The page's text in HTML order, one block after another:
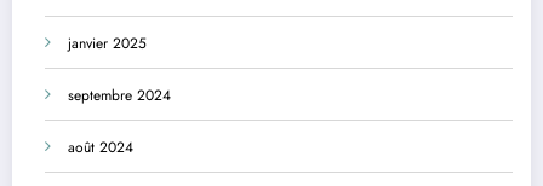
janvier 2025
septembre 2024
août 2024